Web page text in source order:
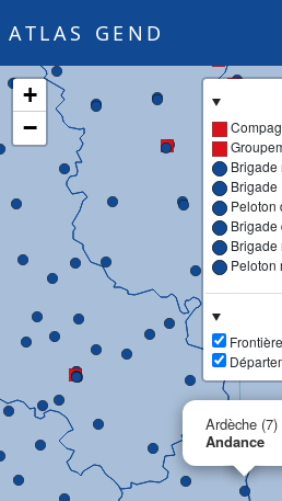
ATLAS GEND
Ardèche (7)
Andance
+
−
Brigade
Brigade
Peloton
Brigade
Brigade
Peloton